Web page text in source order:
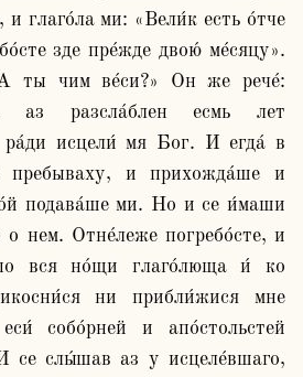
глаго́ла ми: «Вели́к есть о́тче
зде пре́жде двою́ ме́сяцу».
ты чим ве́си?» Он же рече́:
аз разсла́блен есмь лет
ра́ди исцели́ мя Бог. И егда́ в
пребываху, и прихожда́ше и
подава́ше ми. Но и се и́маши
о нем. Отне́леже погребо́сте, и
вся но́щи глаго́люща и́ ко
ни прибли́жися мне
собо́рней и апо́стольстей
се слы́шав аз у исцеле́вшаго,